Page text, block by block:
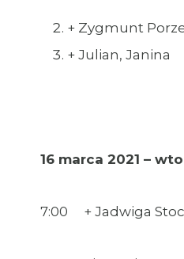
+ Zygmunt
+ Julian, Janina
16 marca 2021 –
7:00 + Jadwiga